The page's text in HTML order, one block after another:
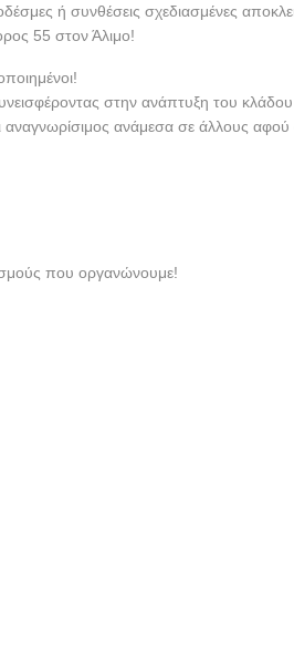
ή συνθέσεις σχεδιασμένες
55 στον Άλιμο!
στην ανάπτυξη του
ανάμεσα σε άλλους αφού
που οργανώνουμε!